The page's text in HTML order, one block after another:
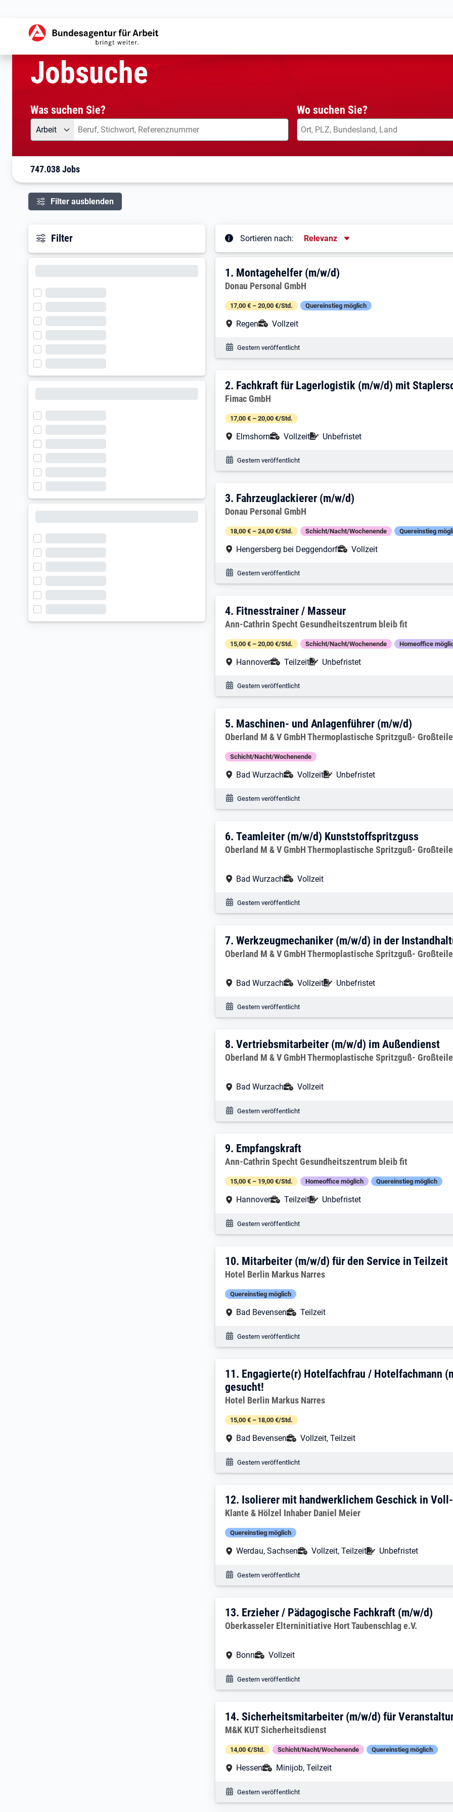
Startseite
Jobsuche
Was suchen Sie?
Angebotsart
Arbeit Was suchen Sie?
Wo suchen Sie?
747.038 Jobs
Filter ausblenden
Filter Sortieren nach: Sortierung
Relevanz
Ergebnisliste
1. Ergebnis: Montagehelfer (m/w/d)
1. Montagehelfer (m/w/d)
Arbeitgeber:
Donau Personal GmbH
17,00 € – 20,00 €/Std. Quereinstieg möglich
Arbeitsort:
Regen Anstellungsart:
Vollzeit
Veröffentlichungsdatum:
Gestern veröffentlicht
2. Ergebnis: Fachkraft für Lagerlogistik
2. Fachkraft für Lagerlogistik (m/w/d) mit
Arbeitgeber:
Fimac GmbH
17,00 € – 20,00 €/Std.
Arbeitsort:
Elmshorn Anstellungsart:
Vollzeit Befristung:
Unbefristet
Veröffentlichungsdatum:
Gestern veröffentlicht
3. Ergebnis: Fahrzeuglackierer (m/w/d)
3. Fahrzeuglackierer (m/w/d)
Arbeitgeber:
Donau Personal GmbH
18,00 € – 24,00 €/Std. Schicht/Nacht/Wochenende Quereinstieg
Arbeitsort:
Hengersberg bei Deggendorf Anstellungsart:
Vollzeit
Veröffentlichungsdatum:
Gestern veröffentlicht
4. Ergebnis: Fitnesstrainer / Masseur
4. Fitnesstrainer / Masseur
Arbeitgeber:
Ann-Cathrin Specht Gesundheitszentrum bleib fit
15,00 € – 20,00 €/Std. Schicht/Nacht/Wochenende Homeoffice
Arbeitsort:
Hannover Anstellungsart:
Teilzeit Befristung:
Unbefristet
Veröffentlichungsdatum:
Gestern veröffentlicht
5. Ergebnis: Maschinen- und
5. Maschinen- und Anlagenführer (m/w/d)
Arbeitgeber:
Oberland M & V GmbH Thermoplastische Spritzguß- Großteile
Schicht/Nacht/Wochenende
Arbeitsort:
Bad Wurzach Anstellungsart:
Vollzeit Befristung:
Unbefristet
Veröffentlichungsdatum:
Gestern veröffentlicht
6. Ergebnis: Teamleiter (m/w/d)
6.Teamleiter (m/w/d) Kunststoffspritzguss
Arbeitgeber:
Oberland M & V GmbH Thermoplastische Spritzguß- Großteile
Arbeitsort:
Bad Wurzach Anstellungsart:
Vollzeit
Veröffentlichungsdatum:
Gestern veröffentlicht
7. Ergebnis: Werkzeugmechaniker (m/
7.Werkzeugmechaniker (m/w/d) in der
Arbeitgeber:
Oberland M & V GmbH Thermoplastische Spritzguß- Großteile
Arbeitsort:
Bad Wurzach Anstellungsart:
Vollzeit Befristung:
Unbefristet
Veröffentlichungsdatum:
Gestern veröffentlicht
8. Ergebnis: Vertriebsmitarbeiter (m/w/
8.Vertriebsmitarbeiter (m/w/d) im Außendienst
Arbeitgeber:
Oberland M & V GmbH Thermoplastische Spritzguß- Großteile
Arbeitsort:
Bad Wurzach Anstellungsart:
Vollzeit
Veröffentlichungsdatum:
Gestern veröffentlicht
9. Ergebnis: Empfangskraft
9. Empfangskraft
Arbeitgeber:
Ann-Cathrin Specht Gesundheitszentrum bleib fit
15,00 € – 19,00 €/Std. Homeoffice möglich Quereinstieg möglich
Arbeitsort:
Hannover Anstellungsart:
Teilzeit Befristung:
Unbefristet
Veröffentlichungsdatum:
Gestern veröffentlicht
10. Ergebnis: Mitarbeiter (m/w/d) für
10. Mitarbeiter (m/w/d) für den Service in Teilzeit
Arbeitgeber:
Hotel Berlin Markus Narres
Quereinstieg möglich
Arbeitsort:
Bad Bevensen Anstellungsart:
Teilzeit
Veröffentlichungsdatum:
Gestern veröffentlicht
11. Ergebnis: Engagierte(r)
11. Engagierte(r) Hotelfachfrau / Hotelfachmann
gesucht!
Arbeitgeber:
Hotel Berlin Markus Narres
15,00 € – 18,00 €/Std.
Arbeitsort:
Bad Bevensen Anstellungsart:
Vollzeit, Teilzeit
Veröffentlichungsdatum:
Gestern veröffentlicht
12. Ergebnis: Isolierer mit
12. Isolierer mit handwerklichem Geschick in
Arbeitgeber:
Klante & Hölzel Inhaber Daniel Meier
Quereinstieg möglich
Arbeitsort:
Werdau, Sachsen Anstellungsart:
Vollzeit, Teilzeit Befristung:
Unbefristet
Veröffentlichungsdatum:
Gestern veröffentlicht
13. Ergebnis: Erzieher / Pädagogische
13. Erzieher / Pädagogische Fachkraft (m/w/d)
Arbeitgeber:
Oberkasseler Elterninitiative Hort Taubenschlag e.V.
Arbeitsort:
Bonn Anstellungsart:
Vollzeit
Veröffentlichungsdatum:
Gestern veröffentlicht
14. Ergebnis: Sicherheitsmitarbeiter
14.Sicherheitsmitarbeiter (m/w/d) für
Arbeitgeber:
M&K KUT Sicherheitsdienst
14,00 €/Std. Schicht/Nacht/Wochenende Quereinstieg möglich
Arbeitsort:
Hessen Anstellungsart:
Minijob, Teilzeit
Veröffentlichungsdatum:
Gestern veröffentlicht